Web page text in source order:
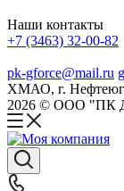
Наши контакты
+7 (3463) 32-00-82
pk-gforce@mail.ru
ХМАО, г.
2026 © ООО "ПК